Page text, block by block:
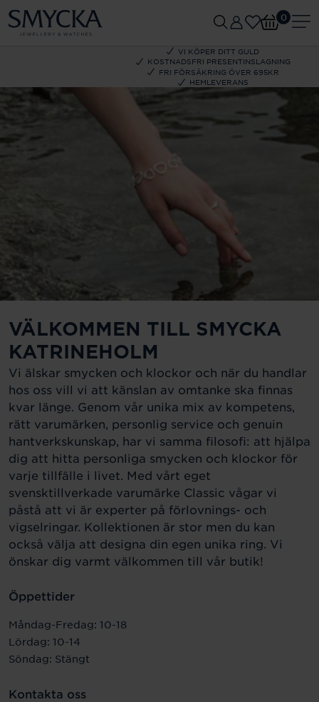
VI KÖPER DITT GULD
KOSTNADSFRI PRESENTINSLAGNING
FRI FÖRSÄKRING ÖVER 695KR
HEMLEVERANS
0
VÄLKOMMEN TILL SMYCKA
KATRINEHOLM
Vi älskar smycken och klockor och när du handlar
hos oss vill vi att känslan av omtanke ska finnas
kvar länge. Genom vår unika mix av kompetens,
rätt varumärken, personlig service och genuin
hantverkskunskap, har vi samma filosofi: att hjälpa
dig att hitta personliga smycken och klockor för
varje tillfälle i livet. Med vårt eget
svensktillverkade varumärke Classic vågar vi
påstå att vi är experter på förlovnings- och
vigselringar. Kollektionen är stor men du kan
också välja att designa din egen unika ring. Vi
önskar dig varmt välkommen till vår butik!
Öppettider
Måndag-Fredag: 10-18
Lördag: 10-14
Söndag: Stängt
Kontakta oss